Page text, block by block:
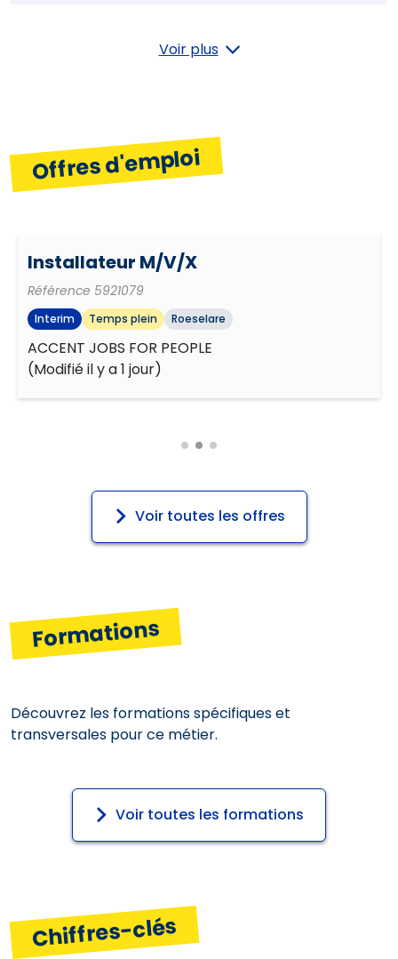
Planifier et organiser
Orientation résultats
Indépendance
Voir plus
Offres d'emploi
Installateur M/V/X
Référence 5921079
Interim Temps plein Roeselare
ACCENT JOBS FOR PEOPLE
(Modifié il y a 1 jour)
Voir toutes les offres
Formations
Découvrez les formations spécifiques et
transversales pour ce métier.
Voir toutes les formations
Chiffres-clés